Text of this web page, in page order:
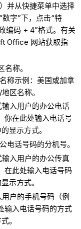
并从快捷菜单中选择
字”下，点击“特
编码 + 4”格式。有关
Office 网站获取指
称。
称示例：美国或加拿
区名称。
输入用户的办公电话
在此处输入电话号
显示方式。
电话号码的分机号。
输入用户的办公传真
此处输入电话号码
示方式。
户的手机号码（例
输入电话号码的方式
。